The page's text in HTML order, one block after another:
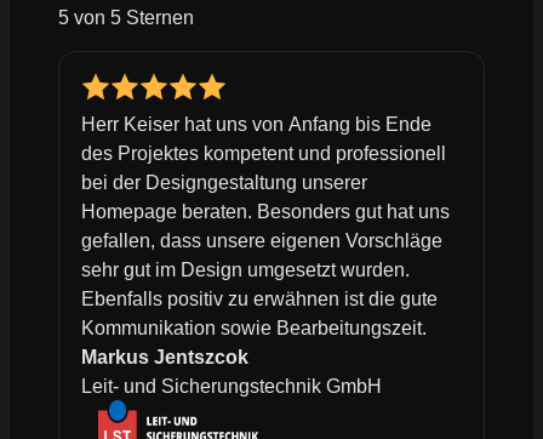
5 von 5 Sternen
Herr Keiser hat uns von Anfang bis Ende
des Projektes kompetent und professionell
bei der Designgestaltung unserer
Homepage beraten. Besonders gut hat uns
gefallen, dass unsere eigenen Vorschläge
sehr gut im Design umgesetzt wurden.
Ebenfalls positiv zu erwähnen ist die gute
Kommunikation sowie Bearbeitungszeit.
Markus Jentszcok
Leit- und Sicherungstechnik GmbH